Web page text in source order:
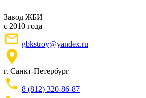
Завод ЖБИ
с 2010 года
gbkstroy@yandex.ru
г. Санкт-Петербург
8 (812) 320-86-87